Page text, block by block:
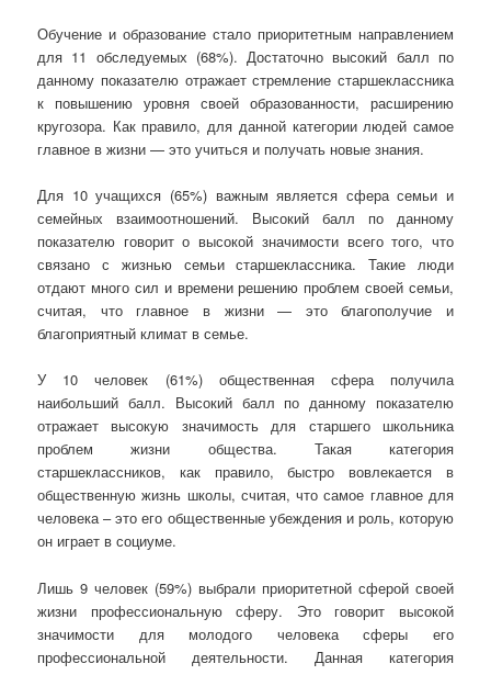
Обучение и образование стало приоритетным направлением
для 11 обследуемых (68%). Достаточно высокий балл по
данному показателю отражает стремление старшеклассника
к повышению уровня своей образованности, расширению
кругозора. Как правило, для данной категории людей самое
главное в жизни — это учиться и получать новые знания.
Для 10 учащихся (65%) важным является сфера семьи и
семейных взаимоотношений. Высокий балл по данному
показателю говорит о высокой значимости всего того, что
связано с жизнью семьи старшеклассника. Такие люди
отдают много сил и времени решению проблем своей семьи,
считая, что главное в жизни — это благополучие и
благоприятный климат в семье.
У 10 человек (61%) общественная сфера получила
наибольший балл. Высокий балл по данному показателю
отражает высокую значимость для старшего школьника
проблем жизни общества. Такая категория
старшеклассников, как правило, быстро вовлекается в
общественную жизнь школы, считая, что самое главное для
человека – это его общественные убеждения и роль, которую
он играет в социуме.
Лишь 9 человек (59%) выбрали приоритетной сферой своей
жизни профессиональную сферу. Это говорит высокой
значимости для молодого человека сферы его
профессиональной деятельности. Данная категория